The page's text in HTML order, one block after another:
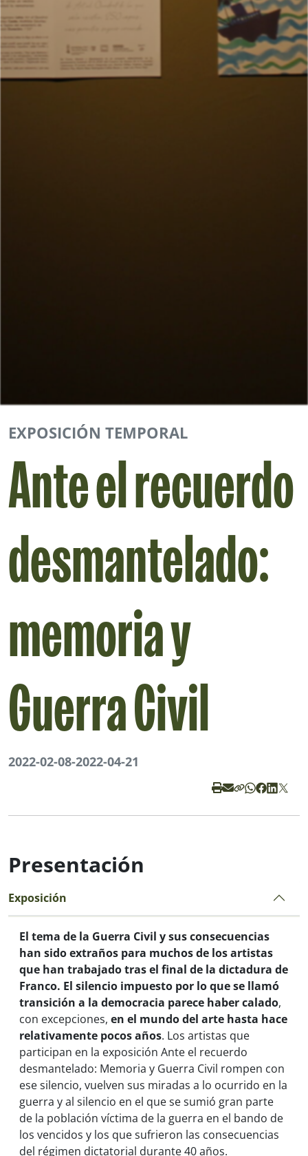
EXPOSICIÓN TEMPORAL
Ante el recuerdo
desmantelado:
memoria y
Guerra Civil
2022-02-08-2022-04-21
Presentación
Exposición
El tema de la Guerra Civil y sus consecuencias
han sido extraños para muchos de los artistas
que han trabajado tras el final de la dictadura de
Franco. El silencio impuesto por lo que se llamó
transición a la democracia parece haber calado,
con excepciones, en el mundo del arte hasta hace
relativamente pocos años. Los artistas que
participan en la exposición Ante el recuerdo
desmantelado: Memoria y Guerra Civil rompen con
ese silencio, vuelven sus miradas a lo ocurrido en la
guerra y al silencio en el que se sumió gran parte
de la población víctima de la guerra en el bando de
los vencidos y los que sufrieron las consecuencias
del régimen dictatorial durante 40 años.